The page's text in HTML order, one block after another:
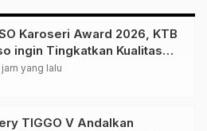
Karoseri Award 2026, KTB
ingin Tingkatkan Kualitas
Karoseri Dalam Negeri
jam yang lalu
TIGGO V Andalkan